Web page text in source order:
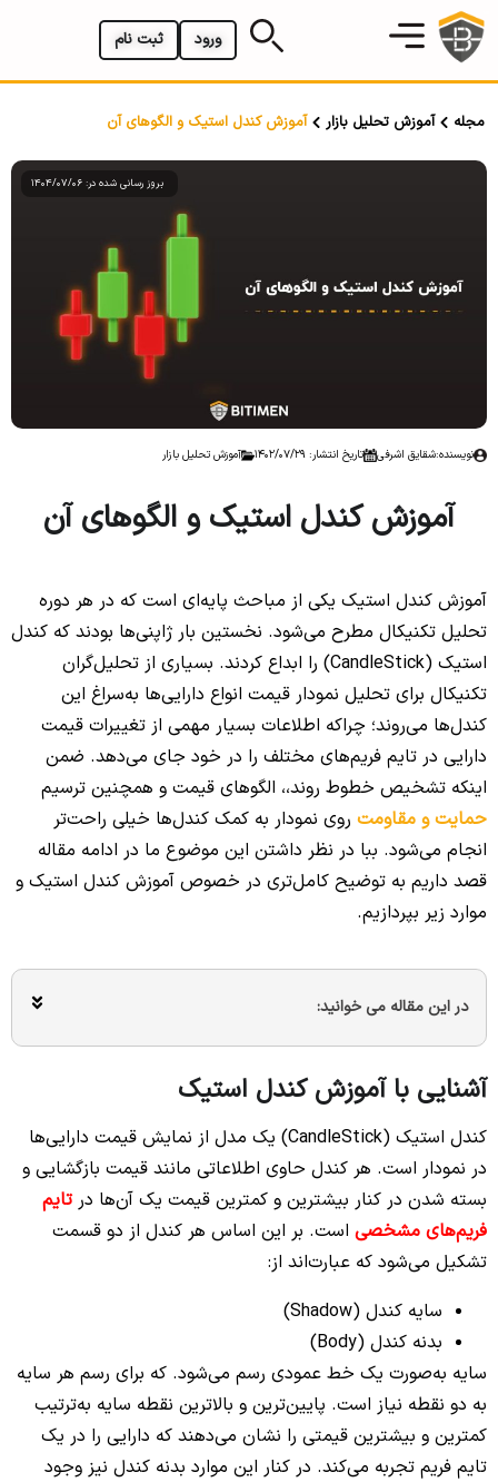
ثبت نام ورود
مجله آموزش تحلیل بازار آموزش کندل استیک و الگوهای آن
بروز رسانی شده در: 1404/07/06
نویسنده:شقایق اشرفی تاریخ انتشار: 1402/07/29 آموزش تحلیل بازار
آموزش کندل استیک و الگوهای آن
آموزش کندل استیک یکی از مباحث پایه‌ای است که در هر دوره
تحلیل تکنیکال مطرح می‌شود. نخستین بار ژاپنی‌ها بودند که کندل
استیک (CandleStick) را ابداع کردند. بسیاری از تحلیل‌گران
تکنیکال برای تحلیل نمودار قیمت انواع دارایی‌ها به‌سراغ این
کندل‌ها می‌روند؛ چراکه اطلاعات بسیار مهمی از تغییرات قیمت
دارایی در تایم فریم‌های مختلف را در خود جای می‌دهد. ضمن
اینکه تشخیص خطوط روند،، الگوهای قیمت و همچنین ترسیم
حمایت و مقاومت روی نمودار به کمک کندل‌ها خیلی راحت‌تر
انجام می‌شود. ببا در نظر داشتن این موضوع ما در ادامه مقاله
قصد داریم به توضیح کامل‌تری در خصوص آموزش کندل استیک و
موارد زیر بپردازیم.
در این مقاله می خوانید:
آشنایی با آموزش کندل استیک
کندل استیک (CandleStick) یک مدل از نمایش قیمت دارایی‌ها
در نمودار است. هر کندل حاوی اطلاعاتی مانند قیمت بازگشایی و
بسته شدن در کنار بیشترین و کمترین قیمت یک آن‌ها درتایم
فریم‌های مشخصی است. بر این اساس هر کندل از دو قسمت
تشکیل می‌شود که عبارت‌اند از:
سایه کندل (Shadow)
بدنه کندل (Body)
سایه به‌صورت یک خط عمودی رسم می‌شود. که برای رسم هر سایه
به دو نقطه نیاز است. پایین‌ترین و بالاترین نقطه سایه به‌ترتیب
کمترین و بیشترین قیمتی را نشان می‌دهند که دارایی را در یک
تایم فریم تجربه می‌کند. در کنار این موارد بدنه کندل نیز وجود